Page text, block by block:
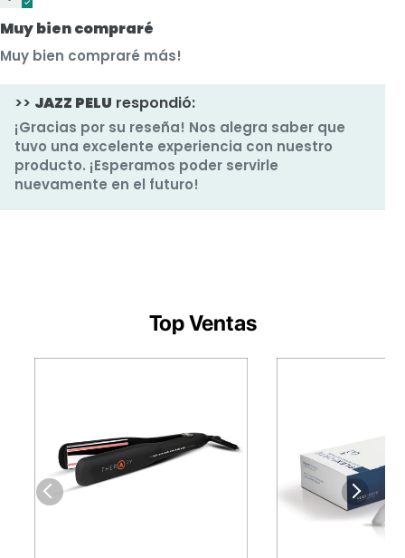
Muy bien compraré
Muy bien compraré más!
>> JAZZ PELU respondió:
¡Gracias por su reseña! Nos alegra saber que
tuvo una excelente experiencia con nuestro
producto. ¡Esperamos poder servirle
nuevamente en el futuro!
Top Ventas